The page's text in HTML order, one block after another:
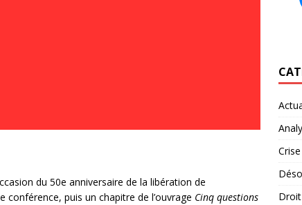
du 50e anniversaire de la libération de
conférence, puis un chapitre de l’ouvrage Cinq questions
Crise